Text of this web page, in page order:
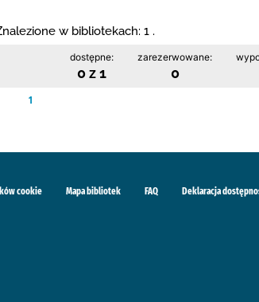
w bibliotekach: 1 .
dostępne:
0 z 1
zarezerwowane:
0
1
cookie Mapa bibliotek FAQ Deklaracja